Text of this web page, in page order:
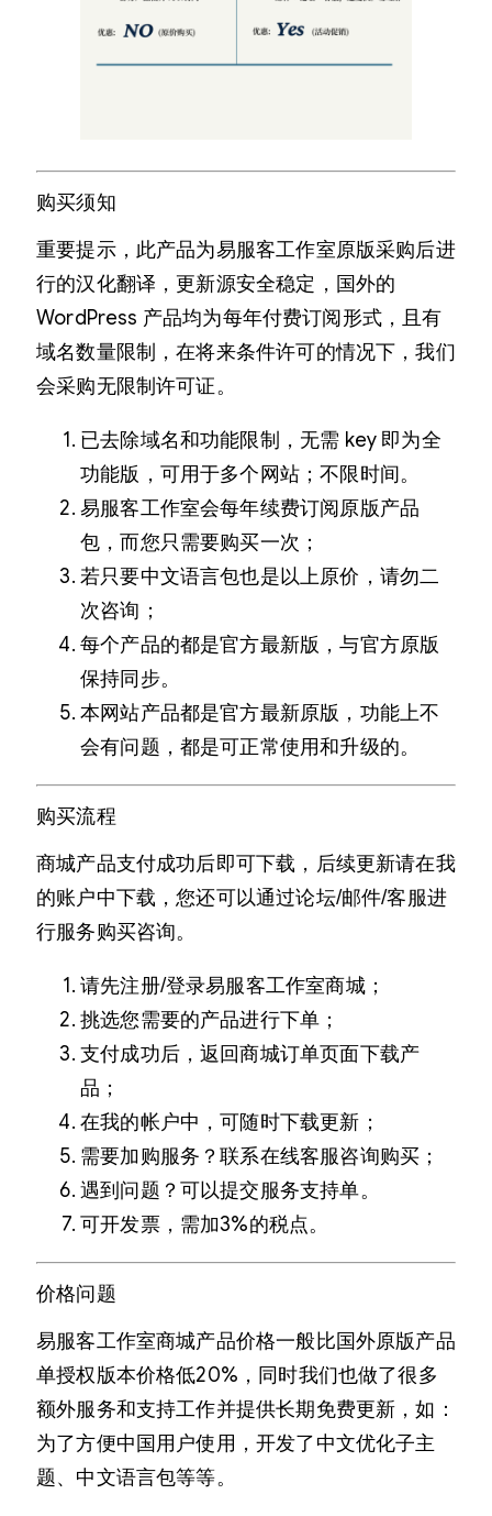
购买须知
重要提示，此产品为易服客工作室原版采购后进
行的汉化翻译，更新源安全稳定，国外的
WordPress 产品均为每年付费订阅形式，且有
域名数量限制，在将来条件许可的情况下，我们
会采购无限制许可证。
已去除域名和功能限制，无需 key 即为全
功能版，可用于多个网站；不限时间。
易服客工作室会每年续费订阅原版产品
包，而您只需要购买一次；
若只要中文语言包也是以上原价，请勿二
次咨询；
每个产品的都是官方最新版，与官方原版
保持同步。
本网站产品都是官方最新原版，功能上不
会有问题，都是可正常使用和升级的。
购买流程
商城产品支付成功后即可下载，后续更新请在我
的账户中下载，您还可以通过论坛/邮件/客服进
行服务购买咨询。
请先注册/登录易服客工作室商城；
挑选您需要的产品进行下单；
支付成功后，返回商城订单页面下载产
品；
在我的帐户中，可随时下载更新；
需要加购服务？联系在线客服咨询购买；
遇到问题？可以提交服务支持单。
可开发票，需加3%的税点。
价格问题
易服客工作室商城产品价格一般比国外原版产品
单授权版本价格低20%，同时我们也做了很多
额外服务和支持工作并提供长期免费更新，如：
为了方便中国用户使用，开发了中文优化子主
题、中文语言包等等。